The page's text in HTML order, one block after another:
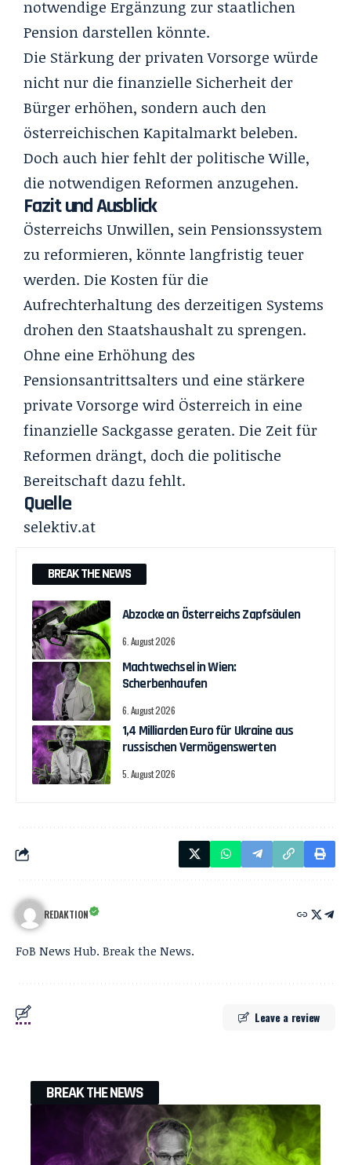
notwendige Ergänzung zur staatlichen
Pension darstellen könnte.
Die Stärkung der privaten Vorsorge würde
nicht nur die finanzielle Sicherheit der
Bürger erhöhen, sondern auch den
österreichischen Kapitalmarkt beleben.
Doch auch hier fehlt der politische Wille,
die notwendigen Reformen anzugehen.
Fazit und Ausblick
Österreichs Unwillen, sein Pensionssystem
zu reformieren, könnte langfristig teuer
werden. Die Kosten für die
Aufrechterhaltung des derzeitigen Systems
drohen den Staatshaushalt zu sprengen.
Ohne eine Erhöhung des
Pensionsantrittsalters und eine stärkere
private Vorsorge wird Österreich in eine
finanzielle Sackgasse geraten. Die Zeit für
Reformen drängt, doch die politische
Bereitschaft dazu fehlt.
Quelle
selektiv.at
BREAK THE NEWS
Abzocke an Österreichs Zapfsäulen
6. August 2026
Machtwechsel in Wien:
Scherbenhaufen
6. August 2026
1,4 Milliarden Euro für Ukraine aus
russischen Vermögenswerten
5. August 2026
REDAKTION
FoB News Hub. Break the News.
Leave a review
BREAK THE NEWS